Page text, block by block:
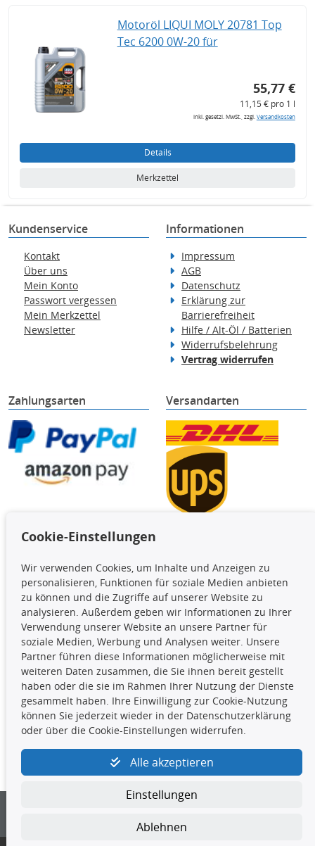
Motoröl LIQUI MOLY 20781 Top
Tec 6200 0W-20 für
55,77 €
11,15 € pro 1 l
inkl. gesetzl. MwSt., zzgl.Versandkosten
Details
Merkzettel
Kundenservice
Kontakt
Über uns
Mein Konto
Passwort vergessen
Mein Merkzettel
Newsletter
Informationen
Impressum
AGB
Datenschutz
Erklärung zur
Barrierefreiheit
Hilfe / Alt-Öl / Batterien
Widerrufsbelehrung
Vertrag widerrufen
Zahlungsarten Versandarten
Die hier angezeigten Daten,
insbesondere die gesamte Datenbank,
dürfen nicht kopiert werden. Es ist zu
unterlassen, die Daten oder die gesamte Datenbank ohne
vorherige Zustimmung TecDocs zu vervielfältigen, zu
verbreiten und/oder diese Handlungen durch Dritte ausführen
zu lassen. Ein Zuwiderhandeln stellt eine
Urheberrechtsverletzung dar und wird verfolgt.
Kontakt
4yourcar GmbH | Avidesweg 1 | 27386 Hemsbünde |
kundenservice@4yourcar.de
Cookie-Einstellungen
Wir verwenden Cookies, um Inhalte und Anzeigen zu
personalisieren, Funktionen für soziale Medien anbieten
zu können und die Zugriffe auf unserer Website zu
analysieren. Außerdem geben wir Informationen zu Ihrer
Verwendung unserer Website an unsere Partner für
soziale Medien, Werbung und Analysen weiter. Unsere
Partner führen diese Informationen möglicherweise mit
weiteren Daten zusammen, die Sie ihnen bereit gestellt
haben oder die sie im Rahmen Ihrer Nutzung der Dienste
gesammelt haben. Ihre Einwilligung zur Cookie-Nutzung
können Sie jederzeit wieder in der Datenschutzerklärung
oder über die Cookie-Einstellungen widerrufen.
Alle akzeptieren
Einstellungen
Ablehnen